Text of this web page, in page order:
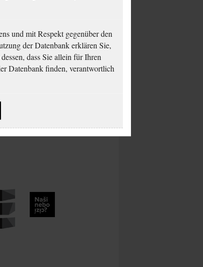
und mit Respekt gegenüber den
der Datenbank erklären Sie,
dass Sie allein für Ihren
Datenbank finden, verantwortlich